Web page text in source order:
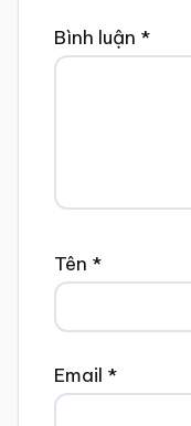
Bình luận *
Tên *
Email *